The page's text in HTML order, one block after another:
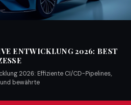
ENTWICKLUNG 2026: BEST
2026: Effiziente CI/CD-Pipelines,
bewährte